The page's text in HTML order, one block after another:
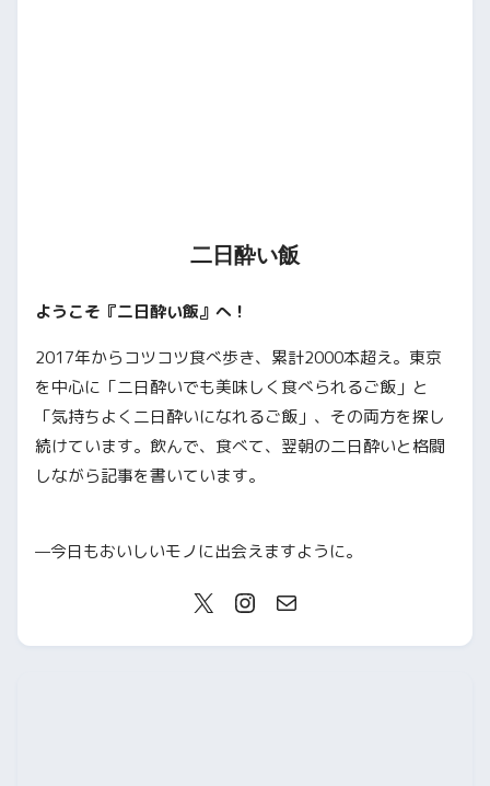
二日酔い飯
ようこそ『二日酔い飯』へ！
2017年からコツコツ食べ歩き、累計2000本超え。東京
を中心に「二日酔いでも美味しく食べられるご飯」と
「気持ちよく二日酔いになれるご飯」、その両方を探し
続けています。飲んで、食べて、翌朝の二日酔いと格闘
しながら記事を書いています。
—今日もおいしいモノに出会えますように。